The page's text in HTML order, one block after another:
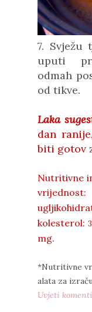
7. Svježu
uputi
odmah
od tikve.
Laka
dan
biti gotov
Nutritivne
vrijednost:
kolesterol:
mg.
*Nutritivne
alata za
Uvjeti